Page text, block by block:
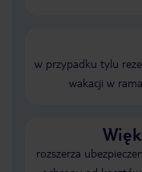
w przypadku tylu
wakacji w
rozszerza